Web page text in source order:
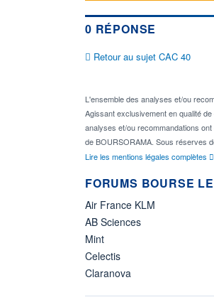
0 RÉPONSE
Retour au sujet CAC 40
L'ensemble des analyses et/ou
Agissant exclusivement en qualité
analyses et/ou recommandations
de BOURSORAMA. Sous réserves
Lire les mentions légales complètes
FORUMS BOURSE
Air France KLM
AB Sciences
Mint
Celectis
Claranova